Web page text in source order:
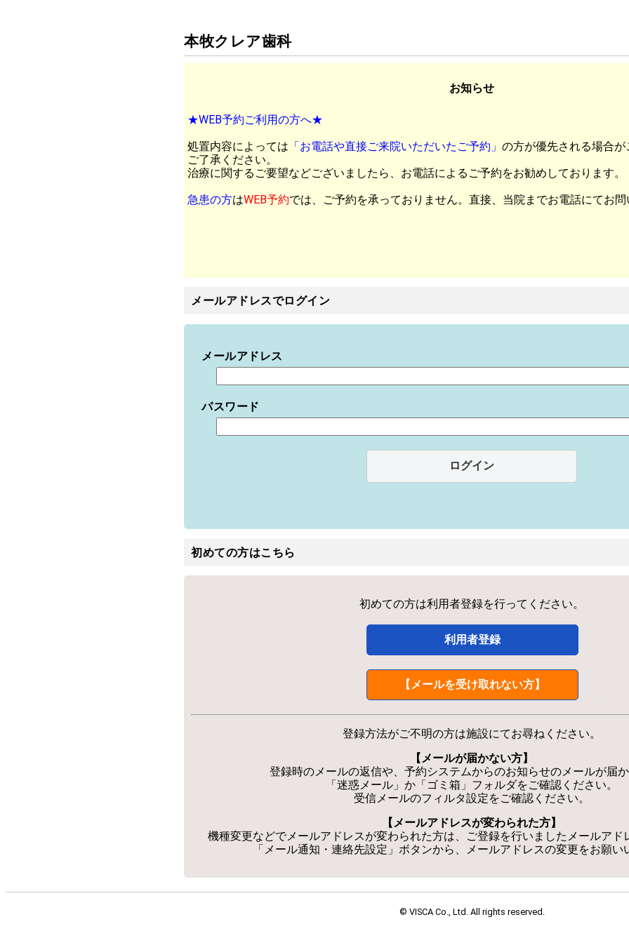
本牧クレア歯科
お知らせ
★WEB予約ご利用の方へ★
処置内容によっては 「お電話や直接ご来院いただいたご予約」 の方が優先される場合
ご了承ください。
治療に関するご要望などございましたら、お電話によるご予約をお勧めしております。
急患の方はWEB予約では、ご予約を承っておりません。直接、当院までお電話にてお問
メールアドレスでログイン
メールアドレス
パスワード
初めての方はこちら
初めての方は利用者登録を行ってください。
利用者登録
【メールを受け取れない方】
登録方法がご不明の方は施設にてお尋ねください。
【メールが届かない方】
登録時のメールの返信や、予約システムからのお知らせのメールが届
「迷惑メール」か「ゴミ箱」フォルダをご確認ください。
受信メールのフィルタ設定をご確認ください。
【メールアドレスが変わられた方】
機種変更などでメールアドレスが変わられた方は、ご登録を行いましたメールアド
「メール通知・連絡先設定」ボタンから、メールアドレスの変更をお願い
© VISCA Co., Ltd. All rights reserved.